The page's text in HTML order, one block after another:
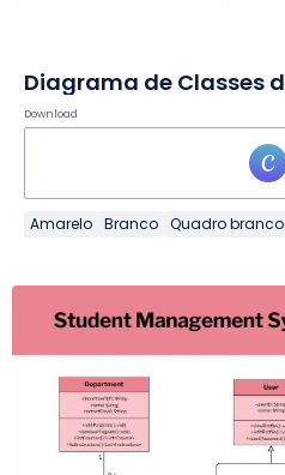
Download
Amarelo Branco Quadro branco